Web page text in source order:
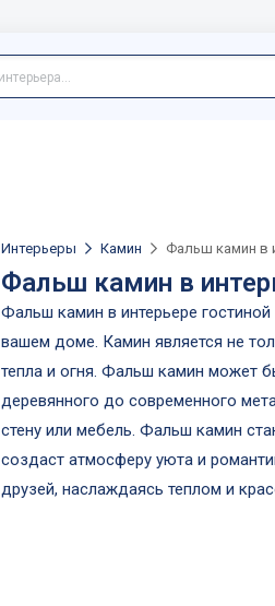
Интерьеры Камин Фальш камин в
Фальш камин в
Фальш камин в интерьере
вашем доме. Камин является не
тепла и огня. Фальш камин может
деревянного до современного
стену или мебель. Фальш камин
создаст атмосферу уюта и
друзей, наслаждаясь теплом и